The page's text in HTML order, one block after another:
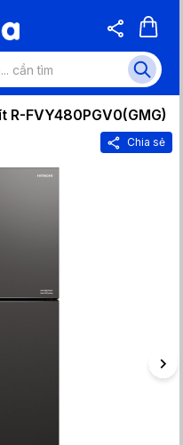
FVY480PGV0(GMG)
Chia sẻ